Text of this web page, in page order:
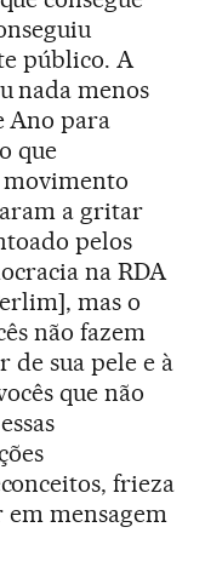
público. A
nada menos
Ano para
que
a gritar
pelos
na RDA
mas o
não fazem
de sua pele e à
que não
frieza
em mensagem